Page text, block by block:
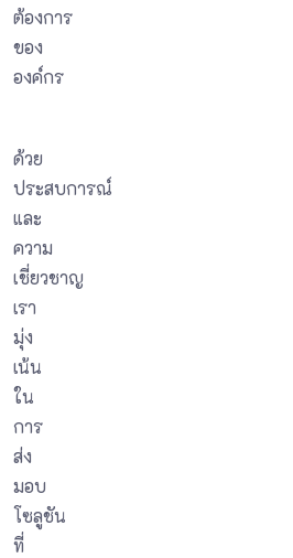
ต้องการ
ของ
องค์กร
ด้วย
ประสบการณ์
และ
ความ
เชี่ยวชาญ
เรา
มุ่ง
เน้น
ใน
การ
ส่ง
มอบ
โซลูชัน
ที่